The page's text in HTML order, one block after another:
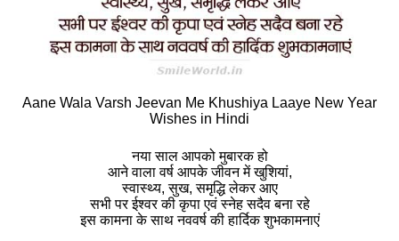
Aane Wala Varsh Jeevan Me Khushiya Laaye New Year
Wishes in Hindi
नया साल आपको मुबारक हो
आने वाला वर्ष आपके जीवन में खुशियां,
स्वास्थ्य, सुख, समृद्धि लेकर आए
सभी पर ईश्वर की कृपा एवं स्नेह सदैव बना रहे
इस कामना के साथ नववर्ष की हार्दिक शुभकामनाएं